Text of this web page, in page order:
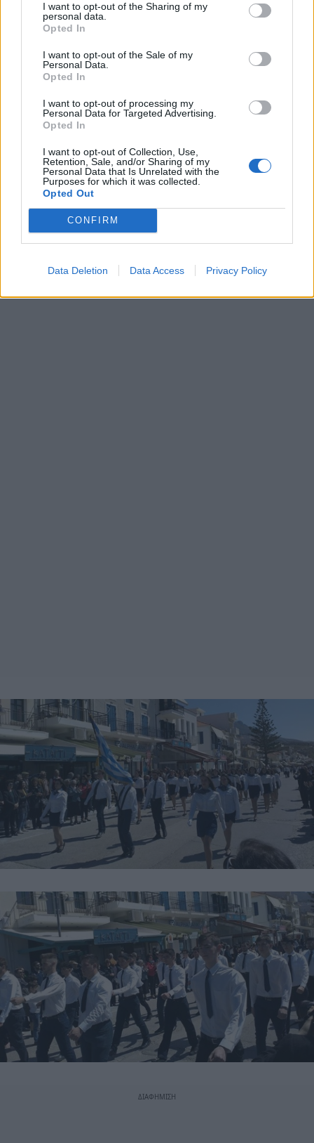
I want to opt-out of the Sharing of my
personal data.
Opted In
I want to opt-out of the Sale of my
Personal Data.
Opted In
I want to opt-out of processing my
Personal Data for Targeted Advertising.
Opted In
I want to opt-out of Collection, Use,
Retention, Sale, and/or Sharing of my
Personal Data that Is Unrelated with the
Purposes for which it was collected.
Opted Out
CONFIRM
Data Deletion Data Access Privacy Policy